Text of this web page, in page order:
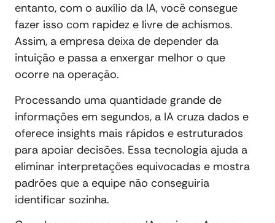
entanto, com o auxílio da IA, você consegue
fazer isso com rapidez e livre de achismos.
Assim, a empresa deixa de depender da
intuição e passa a enxergar melhor o que
ocorre na operação.
Processando uma quantidade grande de
informações em segundos, a IA cruza dados e
oferece insights mais rápidos e estruturados
para apoiar decisões. Essa tecnologia ajuda a
eliminar interpretações equivocadas e mostra
padrões que a equipe não conseguiria
identificar sozinha.